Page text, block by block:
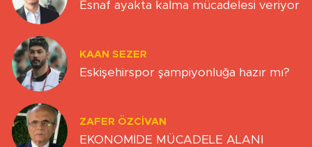
Esnaf ayakta kalma mücadelesi veriyor
KAAN SEZER
Eskişehirspor şampiyonluğa hazır mı?
ZAFER ÖZCIVAN
EKONOMİDE MÜCADELE ALANI